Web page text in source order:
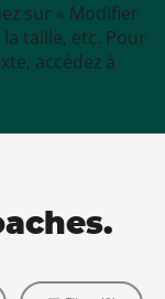
sur « Modifier
taille, etc. Pour
accédez à